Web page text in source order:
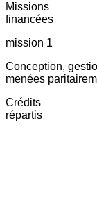
Missions
financées
mission 1
Conception,
menées
Crédits
répartis